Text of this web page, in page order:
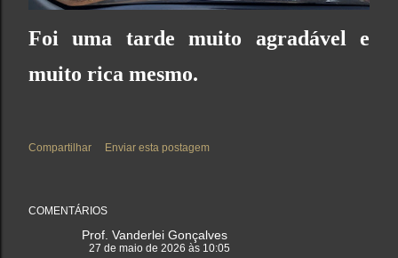
Foi uma tarde muito agradável e
muito rica mesmo.
Compartilhar Enviar esta postagem
COMENTÁRIOS
Prof. Vanderlei Gonçalves
27 de maio de 2026 às 10:05